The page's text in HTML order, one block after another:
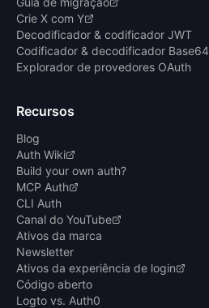
Crie X com Y
Decodificador & codificador JWT
Codificador & decodificador Base64
Explorador de provedores OAuth
Recursos
Blog
Auth Wiki
Build your own auth?
MCP Auth
CLI Auth
Canal do YouTube
Ativos da marca
Newsletter
Ativos da experiência de login
Código aberto
Logto vs. Auth0